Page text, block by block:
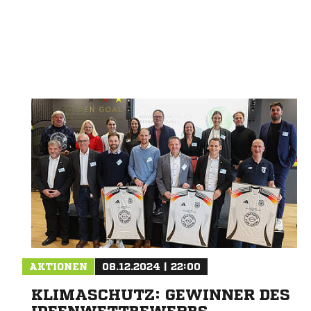
AKTIONEN 08.12.2024 | 22:00
KLIMASCHUTZ: GEWINNER DES